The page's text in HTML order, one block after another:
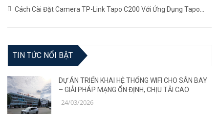
Mới Nhất
(02/11/2023)
Cách Cài Đặt Camera TP-Link Tapo C200 Với Ứng Dụng Tapo
TIN TỨC NỔI BẬT
DỰ ÁN TRIỂN KHAI HỆ THỐNG WIFI CHO SÂN BAY
– GIẢI PHÁP MẠNG ỔN ĐỊNH, CHỊU TẢI CAO
24/03/2026